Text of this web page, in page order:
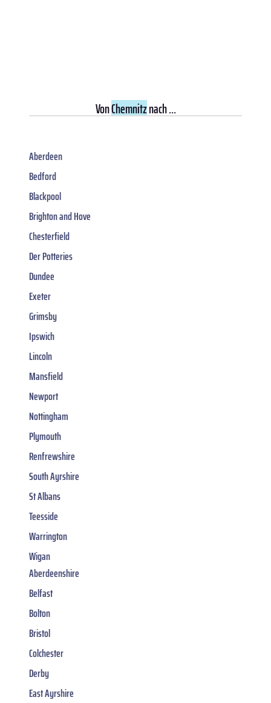
VonChemnitznach ...
Aberdeen
Bedford
Blackpool
Brighton and Hove
Chesterfield
Der Potteries
Dundee
Exeter
Grimsby
Ipswich
Lincoln
Mansfield
Newport
Nottingham
Plymouth
Renfrewshire
South Ayrshire
St Albans
Teesside
Warrington
Wigan
Aberdeenshire
Belfast
Bolton
Bristol
Colchester
Derby
East Ayrshire